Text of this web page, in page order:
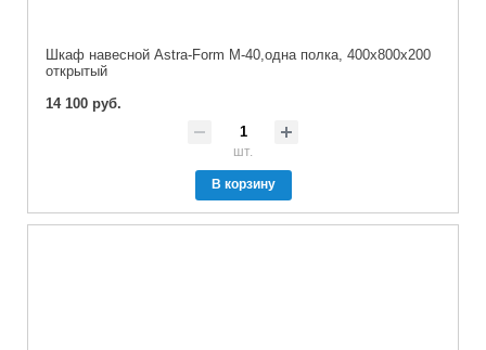
Шкаф навесной Astra-Form М-40,одна полка, 400х800х200
открытый
14 100 руб.
шт.
В корзину